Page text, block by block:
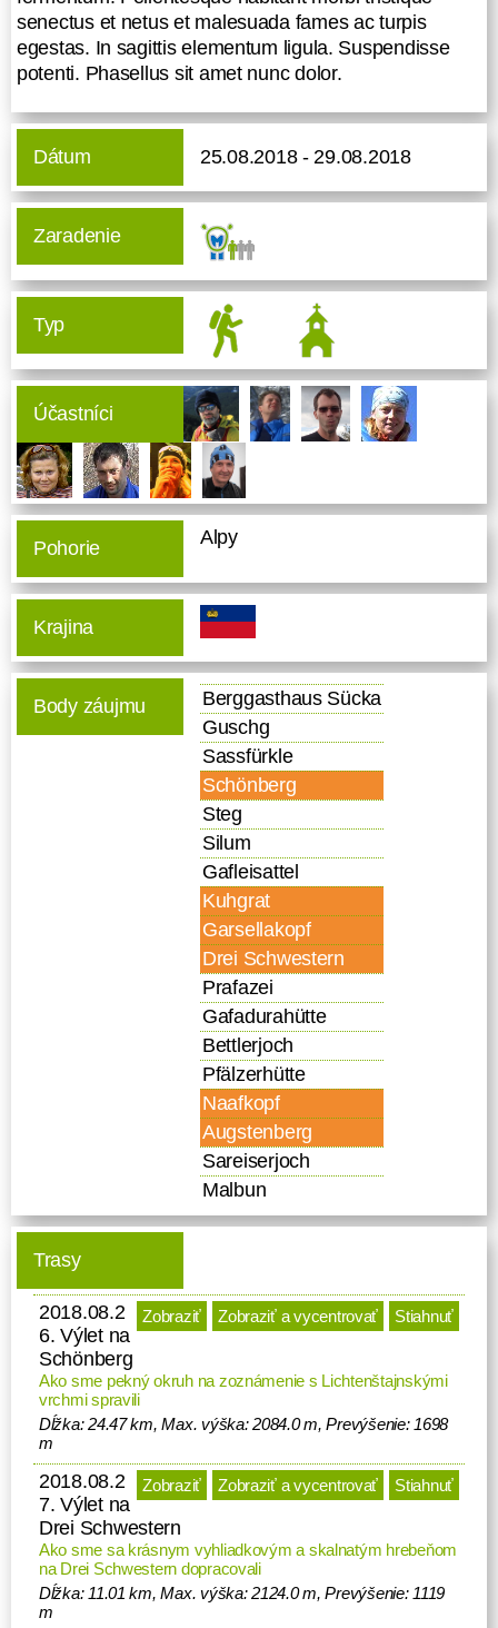
elementum ligula. Suspendisse
potenti. Phasellus sit amet nunc
dolor.
senectus et netus et malesuada fames ac turpis
egestas. In sagittis elementum ligula. Suspendisse
potenti. Phasellus sit amet nunc dolor.
Dátum 25.08.2018 - 29.08.2018
Zaradenie
Typ
Účastníci
Pohorie Alpy
Krajina
Body záujmu
Berggasthaus Sücka
Guschg
Sassfürkle
Schönberg
Steg
Silum
Gafleisattel
Kuhgrat
Garsellakopf
Drei Schwestern
Prafazei
Gafadurahütte
Bettlerjoch
Pfälzerhütte
Naafkopf
Augstenberg
Sareiserjoch
Malbun
Trasy
Zobraziť Zobraziť a vycentrovať Stiahnuť
2018.08.2
6. Výlet na
Schönberg
Ako sme pekný okruh na zoznámenie s Lichtenštajnskými
vrchmi spravili
Dĺžka: 24.47 km, Max. výška: 2084.0 m, Prevýšenie: 1698
m
Zobraziť Zobraziť a vycentrovať Stiahnuť
2018.08.2
7. Výlet na
Drei Schwestern
Ako sme sa krásnym vyhliadkovým a skalnatým hrebeňom
na Drei Schwestern dopracovali
Dĺžka: 11.01 km, Max. výška: 2124.0 m, Prevýšenie: 1119
m